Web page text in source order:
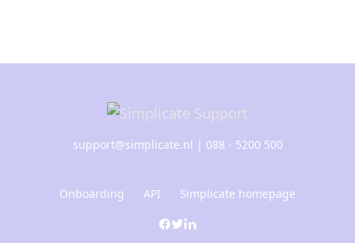
support@simplicate.nl | 088 - 5200 500
Onboarding API Simplicate homepage